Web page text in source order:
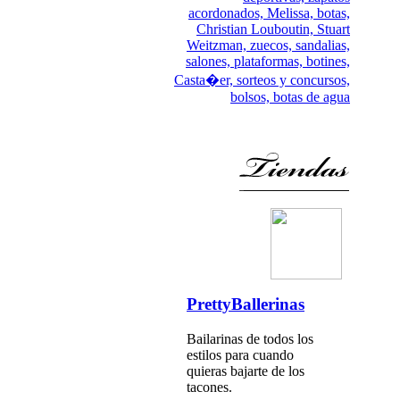
acordonados, Melissa, botas,
Christian Louboutin, Stuart
Weitzman, zuecos, sandalias,
salones, plataformas, botines,
Casta�er, sorteos y concursos,
bolsos, botas de agua
PrettyBallerinas
Bailarinas de todos los
estilos para cuando
quieras bajarte de los
tacones.